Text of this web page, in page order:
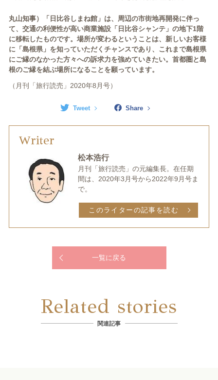
丸山知事）「日比谷しまね館」は、周辺の市街地再開発に伴っ
て、交通の利便性が高い商業施設「日比谷シャンテ」の地下1階
に移転したものです。場所が変わるということは、新しいお客様
に「島根県」を知っていただくチャンスであり、これまで島根県
にご縁のなかった方々への訴求力を強めていきたい。首都圏と島
根のご縁を結ぶ場所になることを願っています。
（月刊「旅行読売」2020年8月号）
Tweet Share
Writer
松本浩行
月刊「旅行読売」の元編集長。在任期
間は、2020年3月号から2022年9月号ま
で。
このライターの記事を読む
一覧に戻る
Related stories
関連記事